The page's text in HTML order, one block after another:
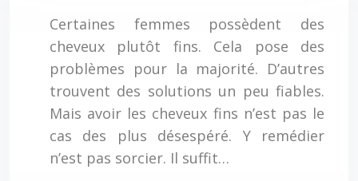
Certaines femmes possèdent des
cheveux plutôt fins. Cela pose des
problèmes pour la majorité. D’autres
trouvent des solutions un peu fiables.
Mais avoir les cheveux fins n’est pas le
cas des plus désespéré. Y remédier
n’est pas sorcier. Il suffit…